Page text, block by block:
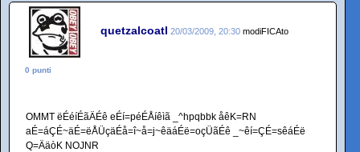
quetzalcoatl 20/03/2009, 20:30 modiFICAto
0 punti
OMMT ëÉéíÉãÄÉê eÉí=péÉÅíêìã _^hpqbbk åêK=RN
aÉ=áÇÉ~äÉ=ëÅÜçäÉå=î~å=j~êäáÉë=oçÜãÉê _~êí=ÇÉ=sêáÉë
Q=ÄäòK NOJNR